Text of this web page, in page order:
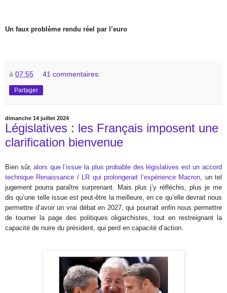
Un faux problème rendu réel par l’euro
à 07:55 41 commentaires:
Partager
dimanche 14 juillet 2024
Législatives : les Français imposent une
clarification bienvenue
Bien sûr,alors que l’issue la plus probable des législatives est un accord
technique Renaissance / LR qui prolongerait l’expérience Macron , un tel
jugement pourra paraître surprenant. Mais plus j’y réfléchis, plus je me
dis qu’une telle issue est peut-être la meilleure, en ce qu’elle devrait nous
permettre d’avoir un vrai débat en 2027, qui pourrait enfin nous permettre
de tourner la page des politiques oligarchistes, tout en restreignant la
capacité de nuire du président, qui perd en capacité d’action.